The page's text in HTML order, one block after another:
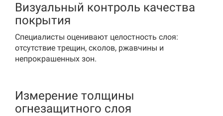
Визуальный контроль качества
покрытия
Специалисты оценивают целостность слоя:
отсутствие трещин, сколов, ржавчины и
непрокрашенных зон.
Измерение толщины
огнезащитного слоя